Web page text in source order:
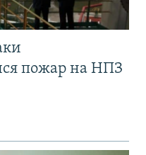
пожар на НПЗ